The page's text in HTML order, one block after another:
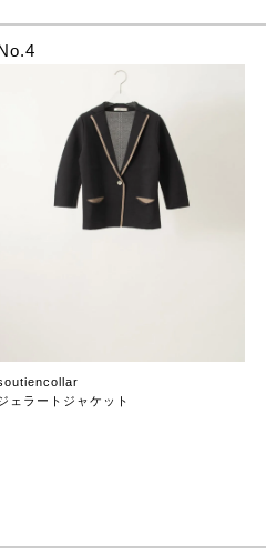
ェラートジャケット